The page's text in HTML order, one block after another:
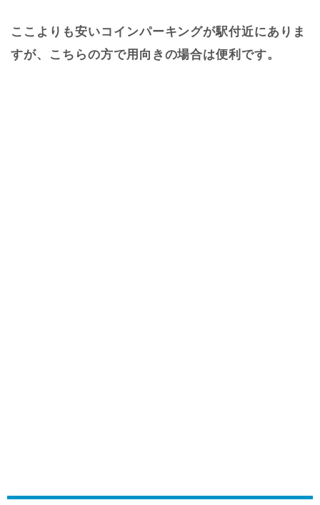
ここよりも安いコインパーキングが駅付近にありま
すが、こちらの方で用向きの場合は便利です。